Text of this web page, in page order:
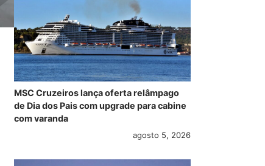
MSC Cruzeiros lança oferta relâmpago
de Dia dos Pais com upgrade para cabine
com varanda
agosto 5, 2026